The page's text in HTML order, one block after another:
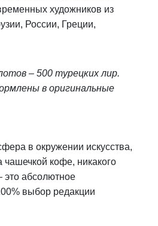
художников из
России, Греции,
– 500 турецких лир.
в оригинальные
в окружении искусства,
кофе, никакого
это абсолютное
выбор редакции